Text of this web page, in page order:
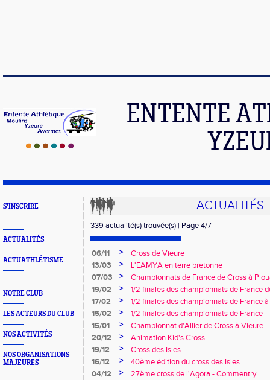
ENTENTE
S'INSCRIRE
ACTUALITÉS
ACTUATHLÉTISME
NOTRE CLUB
LES ACTEURS DU CLUB
NOS ACTIVITÉS
NOS ORGANISATIONS
MAJEURES
ACTUALITÉS
339 actualité(s) trouvée(s) | Page 4/7
06/11 >
Cross de Vieure
13/03
>
L'EAMYA en terre bretonne
07/03
>
Championnats de France de Cross à
19/02
>
1/2 finales des championnats de France
17/02
>
1/2 finales des championnats de France
15/02
>
1/2 finales des championnats de France
15/01
>
Championnat d'Allier de Cross à Vieure
20/12
>
Animation Kid's Cross
19/12
>
Cross des Isles
16/12
>
40ème édition du cross des Isles
04/12
>
27ème cross de l'Agora - Commentry